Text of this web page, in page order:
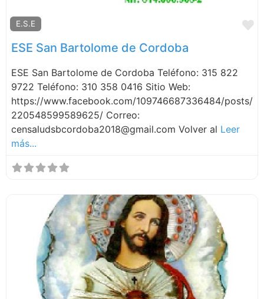
E.S.E
ESE San Bartolome de Cordoba
ESE San Bartolome de Cordoba Teléfono: 315 822
9722 Teléfono: 310 358 0416 Sitio Web:
https://www.facebook.com/109746687336484/posts/
220548599589625/ Correo:
censaludsbcordoba2018@gmail.com Volver al Leer
más...